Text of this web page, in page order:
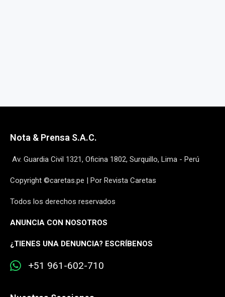
Nota & Prensa S.A.C.
Av. Guardia Civil 1321, Oficina 1802, Surquillo, Lima - Perú
Copyright ©caretas.pe | Por Revista Caretas
Todos los derechos reservados
ANUNCIA CON NOSOTROS
¿TIENES UNA DENUNCIA? ESCRÍBENOS
+51 961-602-710